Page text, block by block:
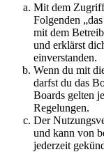
Mit dem
Folgenden
mit dem
und erklärst
einverstanden.
Wenn du mit
darfst du das
Boards gelten
Regelungen.
Der
und kann von
jederzeit